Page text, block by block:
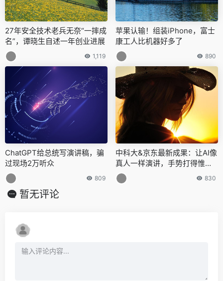
27年安全技术老兵无奈“一摔成
名”，谭晓生自述一年创业进展
1,119
苹果认输！组装iPhone，富士
康工人比机器好多了
890
ChatGPT给总统写演讲稿，骗
过现场2万听众
809
中科大&京东最新成果：让AI像
真人一样演讲，手势打得惟妙
惟肖
830
暂无评论